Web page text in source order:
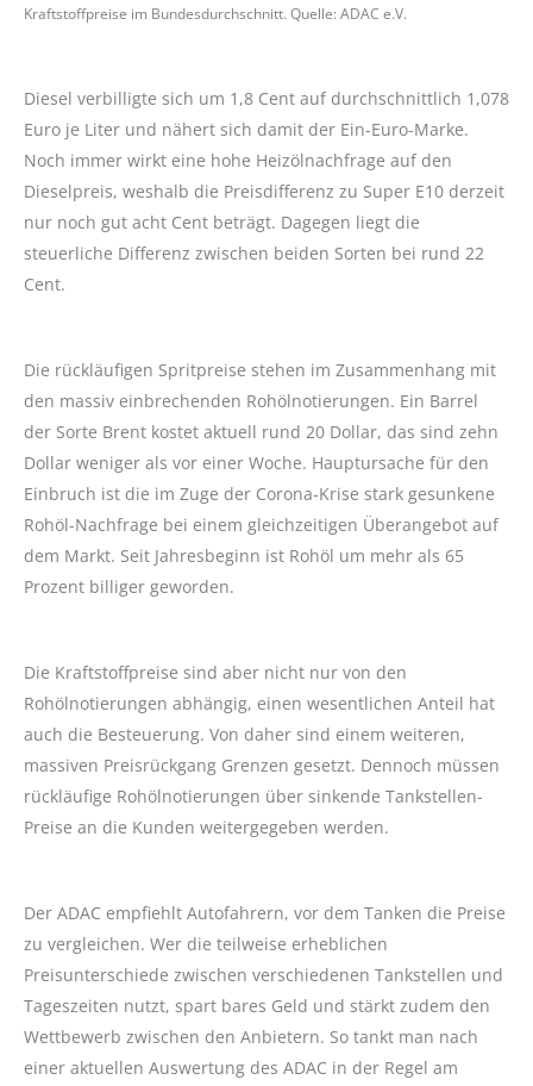
Kraftstoffpreise im Bundesdurchschnitt. Quelle: ADAC e.V.
Diesel verbilligte sich um 1,8 Cent auf durchschnittlich 1,078
Euro je Liter und nähert sich damit der Ein-Euro-Marke.
Noch immer wirkt eine hohe Heizölnachfrage auf den
Dieselpreis, weshalb die Preisdifferenz zu Super E10 derzeit
nur noch gut acht Cent beträgt. Dagegen liegt die
steuerliche Differenz zwischen beiden Sorten bei rund 22
Cent.
Die rückläufigen Spritpreise stehen im Zusammenhang mit
den massiv einbrechenden Rohölnotierungen. Ein Barrel
der Sorte Brent kostet aktuell rund 20 Dollar, das sind zehn
Dollar weniger als vor einer Woche. Hauptursache für den
Einbruch ist die im Zuge der Corona-Krise stark gesunkene
Rohöl-Nachfrage bei einem gleichzeitigen Überangebot auf
dem Markt. Seit Jahresbeginn ist Rohöl um mehr als 65
Prozent billiger geworden.
Die Kraftstoffpreise sind aber nicht nur von den
Rohölnotierungen abhängig, einen wesentlichen Anteil hat
auch die Besteuerung. Von daher sind einem weiteren,
massiven Preisrückgang Grenzen gesetzt. Dennoch müssen
rückläufige Rohölnotierungen über sinkende Tankstellen-
Preise an die Kunden weitergegeben werden.
Der ADAC empfiehlt Autofahrern, vor dem Tanken die Preise
zu vergleichen. Wer die teilweise erheblichen
Preisunterschiede zwischen verschiedenen Tankstellen und
Tageszeiten nutzt, spart bares Geld und stärkt zudem den
Wettbewerb zwischen den Anbietern. So tankt man nach
einer aktuellen Auswertung des ADAC in der Regel am